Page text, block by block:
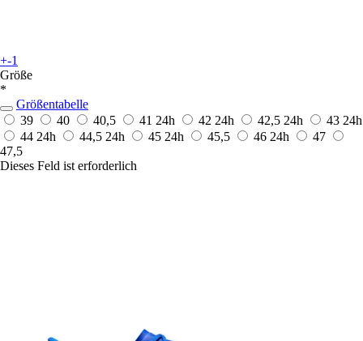
+-1
Größe
*
Größentabelle
39
40 40,5 41 24h 42 24h 42,5 24h 43 24h
44 24h 44,5 24h 45 24h 45,5 46 24h
47
47,5
Dieses Feld ist erforderlich